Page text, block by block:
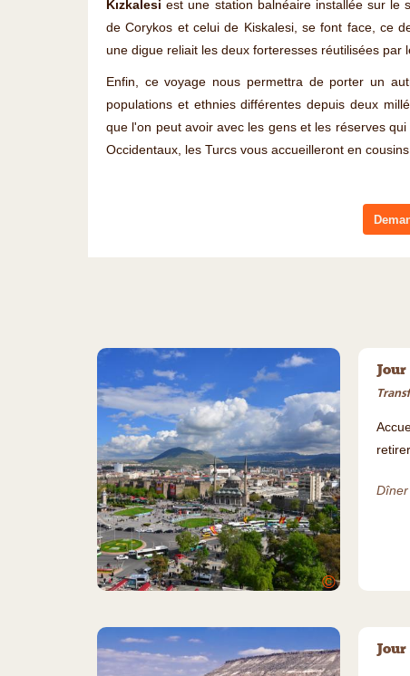
Kızkalesiest une station balnéaire installée sur le
de Corykos et celui de Kiskalesi, se font face, ce
une digue reliait les deux forteresses réutilisées par
Enfin, ce voyage nous permettra de porter un
populations et ethnies différentes depuis deux
que l'on peut avoir avec les gens et les réserves
Occidentaux, les Turcs vous accueilleront en
©
Jour
Dîner
Jour